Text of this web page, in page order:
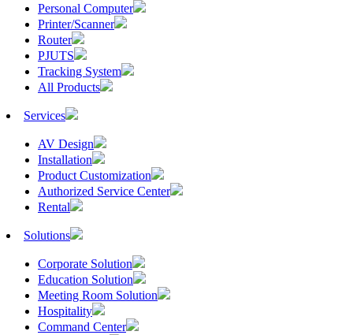
Personal Computer
Printer/Scanner
Router
PJUTS
Tracking System
All Products
Services
AV Design
Installation
Product Customization
Authorized Service Center
Rental
Solutions
Corporate Solution
Education Solution
Meeting Room Solution
Hospitality
Command Center